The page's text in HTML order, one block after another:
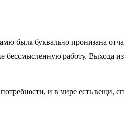
была буквально пронизана
работу. Выхода из
и в мире есть вещи,